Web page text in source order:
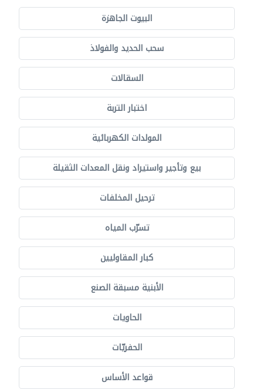
البيوت الجاهزة
سحب الحديد والفولاذ
السقالات
اختبار التربة
المولدات الكهربائية
بيع وتأجير واستيراد ونقل المعدات الثقيلة
ترحيل المخلفات
تسرّب المياه
كبار المقاوليين
الأبنية مسبقة الصنع
الحاويات
الحفريّات
قواعد الأساس